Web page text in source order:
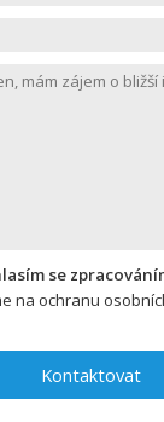
se
na ochranu
Kontaktovat